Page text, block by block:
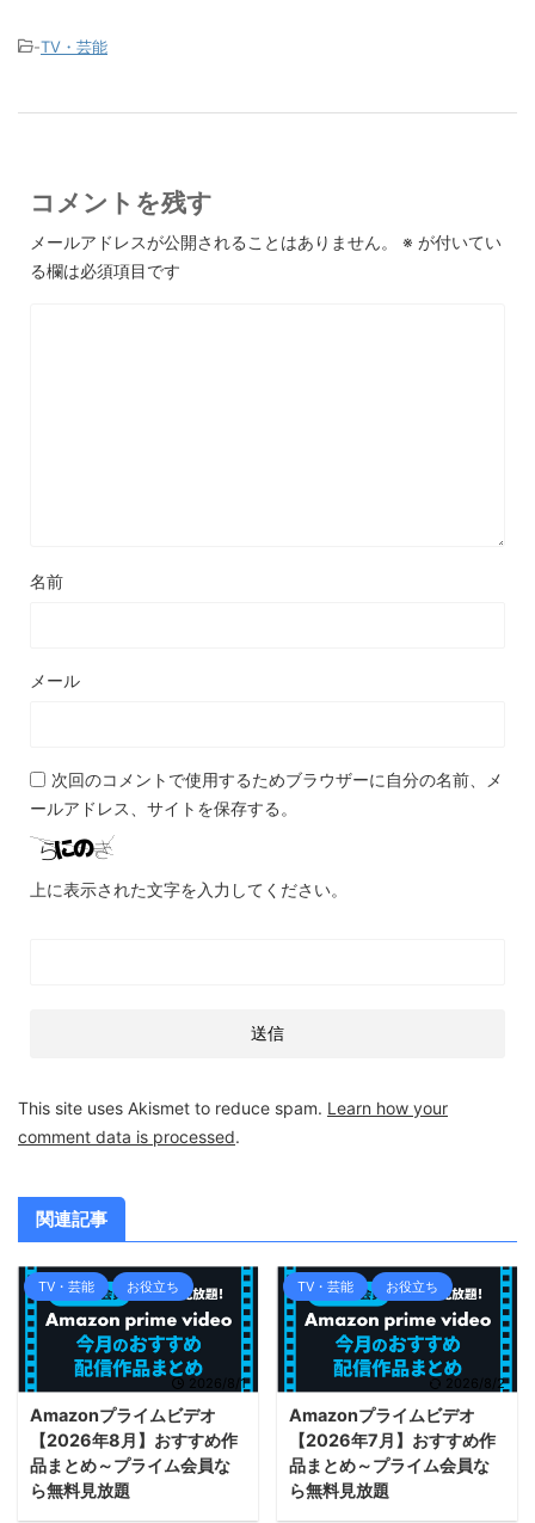
-TV・芸能
コメントを残す
メールアドレスが公開されることはありません。 ※ が付いてい
る欄は必須項目です
名前
メール
次回のコメントで使用するためブラウザーに自分の名前、メ
ールアドレス、サイトを保存する。
上に表示された文字を入力してください。
This site uses Akismet to reduce spam. Learn how your
comment data is processed.
関連記事
TV・芸能 お役立ち
2026/8/1
Amazonプライムビデオ
【2026年8月】おすすめ作
品まとめ～プライム会員な
ら無料見放題
TV・芸能 お役立ち
2026/8/2
Amazonプライムビデオ
【2026年7月】おすすめ作
品まとめ～プライム会員な
ら無料見放題